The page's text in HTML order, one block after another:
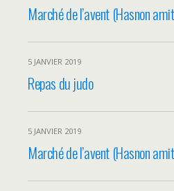
Marché de l’avent (Hasnon
5 JANVIER 2019
Repas du judo
5 JANVIER 2019
Marché de l’avent (Hasnon